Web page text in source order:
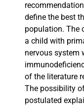
define the best
population. The
a child with
nervous system
of the literature
The possibility
postulated